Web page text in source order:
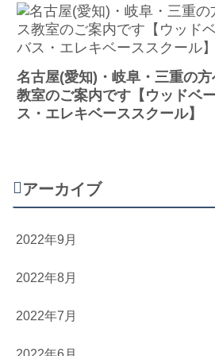
名古屋(愛知)・岐阜・三重の
教室のご案内です【ウッドベ
ス・エレキベーススクール】
アーカイブ
2022年9月
2022年8月
2022年7月